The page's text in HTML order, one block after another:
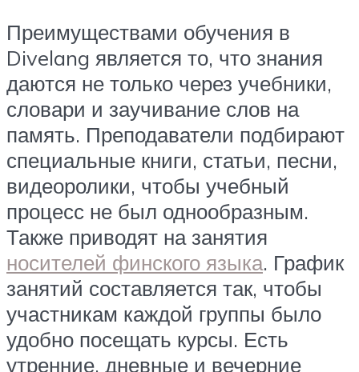
Преимуществами обучения в
Divelang является то, что знания
даются не только через учебники,
словари и заучивание слов на
память. Преподаватели подбирают
специальные книги, статьи, песни,
видеоролики, чтобы учебный
процесс не был однообразным.
Также приводят на занятия
носителей финского языка. График
занятий составляется так, чтобы
участникам каждой группы было
удобно посещать курсы. Есть
утренние, дневные и вечерние